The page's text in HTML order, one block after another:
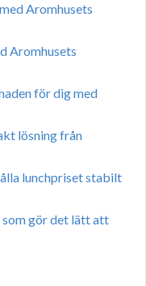
Aromhusets
Aromhusets
för dig med
lösning från
lunchpriset stabilt
gör det lätt att